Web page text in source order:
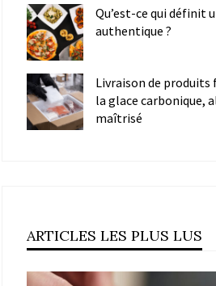
Qu’est-ce qui définit
authentique ?
Livraison de produits
la glace carbonique,
maîtrisé
ARTICLES LES PLUS LUS